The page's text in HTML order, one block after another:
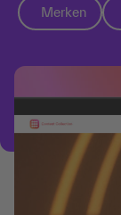
Merken